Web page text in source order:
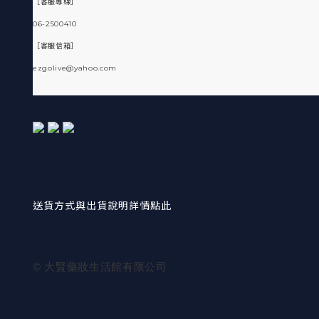
06-2500410
［客服信箱］
ezgolive@yahoo.com
送貨方式與出貨說明詳情點此
© 大賢藥妝生活館有限公司